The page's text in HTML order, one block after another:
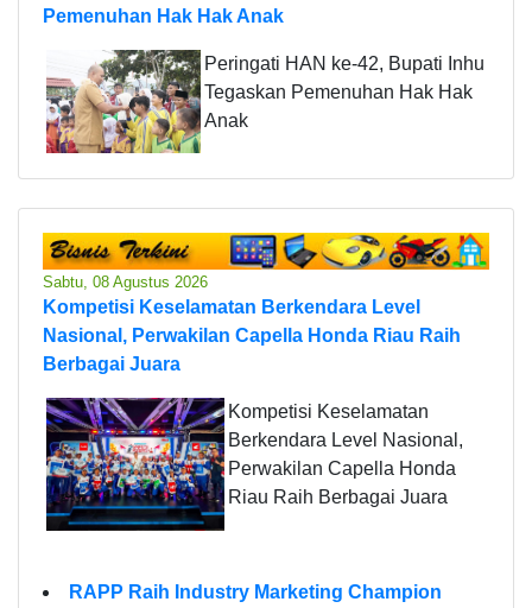
Pemenuhan Hak Hak Anak
Peringati HAN ke-42, Bupati Inhu
Tegaskan Pemenuhan Hak Hak
Anak
Sabtu, 08 Agustus 2026
Kompetisi Keselamatan Berkendara Level
Nasional, Perwakilan Capella Honda Riau Raih
Berbagai Juara
Kompetisi Keselamatan
Berkendara Level Nasional,
Perwakilan Capella Honda
Riau Raih Berbagai Juara
RAPP Raih Industry Marketing Champion